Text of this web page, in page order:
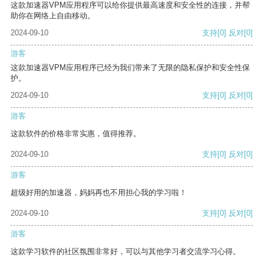
这款加速器VPM应用程序可以给你提供最高速度和安全性的连接，并帮
助你在网络上自由移动。
2024-09-10
支持[0] 反对[0]
游客
这款加速器VPM应用程序已经为我们带来了无限的隐私保护和安全性保
护。
2024-09-10
支持[0] 反对[0]
游客
这款软件的价格非常实惠，值得推荐。
2024-09-10 支持[0] 反对[0]
游客
超级好用的加速器，妈妈再也不用担心我的学习啦！
2024-09-10 支持[0] 反对[0]
游客
这款学习软件的社区氛围非常好，可以与其他学习者交流学习心得。